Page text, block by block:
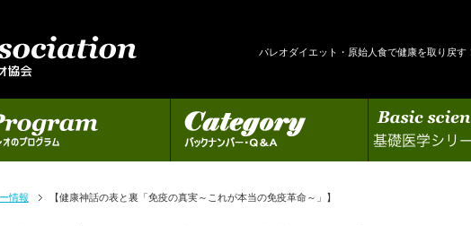
パレオダイエット・原始人食で健康を取り戻
のプログラム カテゴリー 基礎医学シリーズの更新
情報 【健康神話の表と裏「免疫の真実～これが本当の免疫革命～」】